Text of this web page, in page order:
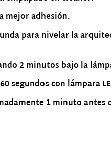
mejor adhesión.
para nivelar la
2 minutos bajo la
segundos con lámpara
1 minuto